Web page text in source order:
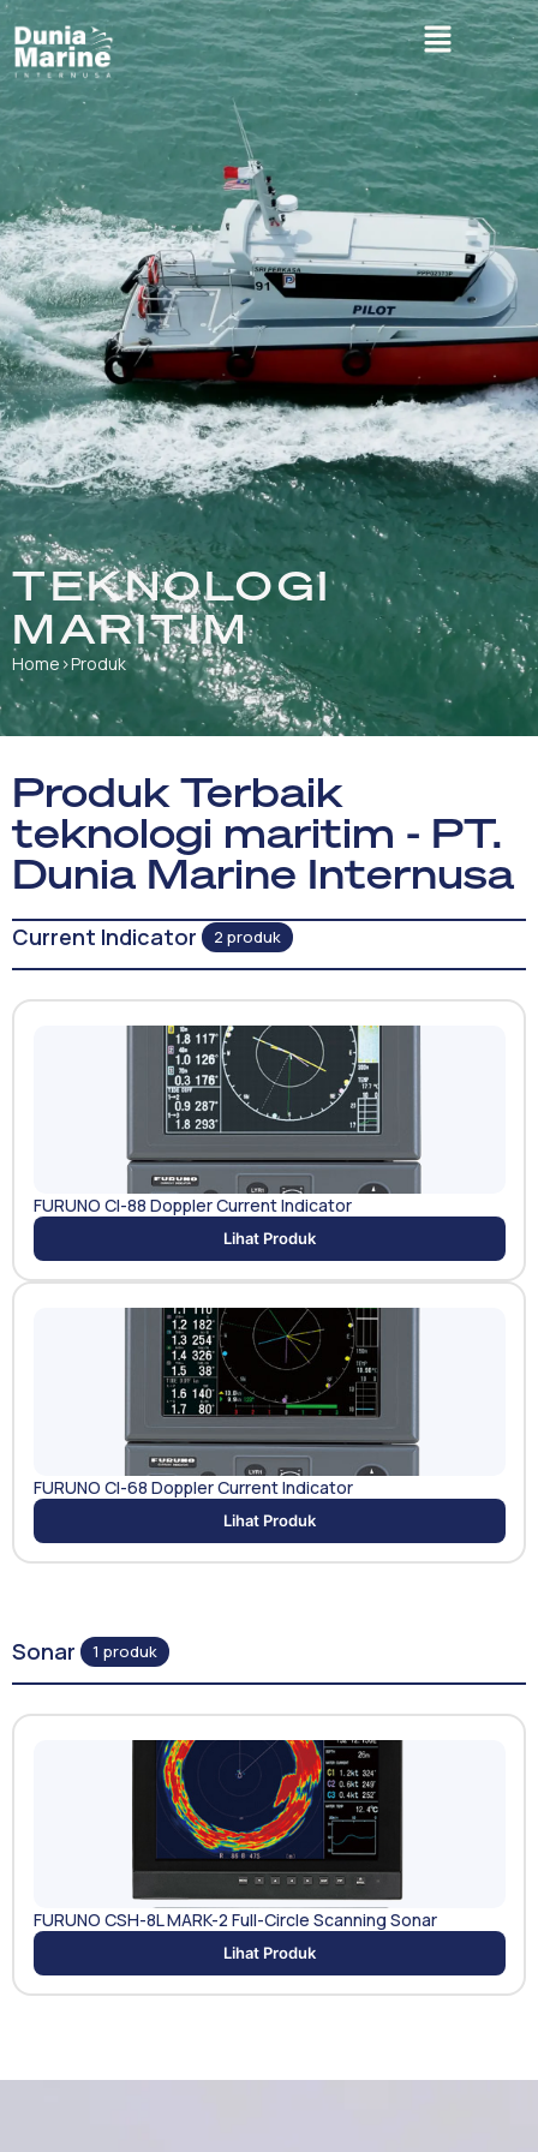
TEKNOLOGI
MARITIM
Home ›Produk
Produk Terbaik
teknologi maritim - PT.
Dunia Marine Internusa
Current Indicator 2 produk
FURUNO CI-88 Doppler Current Indicator
Lihat Produk
FURUNO CI-68 Doppler Current Indicator
Lihat Produk
Sonar 1 produk
FURUNO CSH-8L MARK-2 Full-Circle Scanning Sonar
Lihat Produk